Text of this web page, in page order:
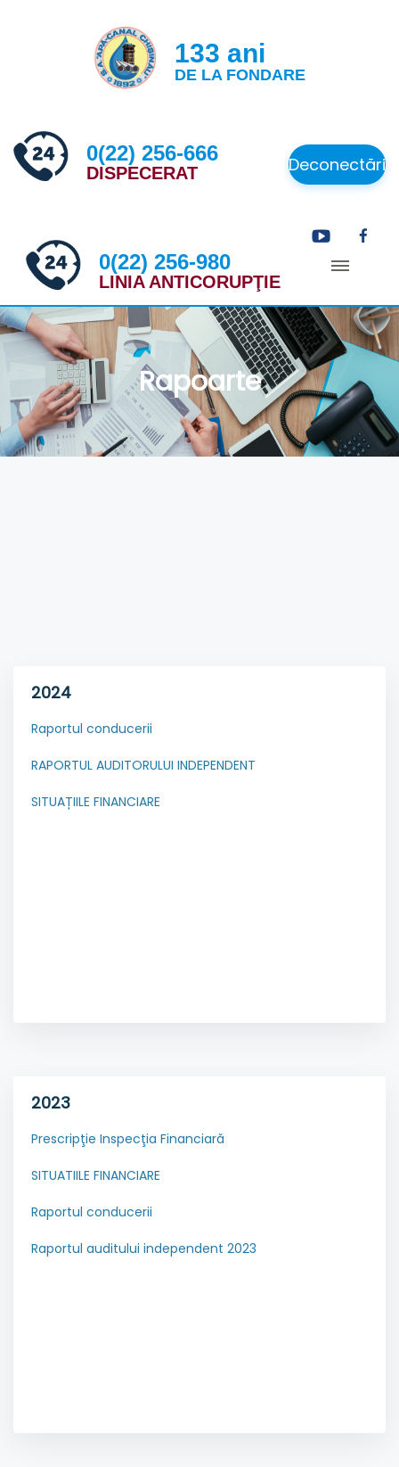
133 ani
DE LA FONDARE
0(22) 256-666
DISPECERAT Deconectări
0(22) 256-980
LINIA ANTICORUPŢIE
Rapoarte
2024
Raportul conducerii
RAPORTUL AUDITORULUI INDEPENDENT
SITUAȚIILE FINANCIARE
2023
Prescripţie Inspecţia Financiară
SITUATIILE FINANCIARE
Raportul conducerii
Raportul auditului independent 2023